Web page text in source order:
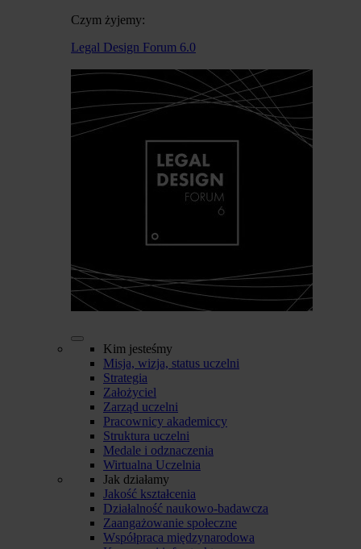
Czym żyjemy:
Legal Design Forum 6.0
Kim jesteśmy
Misja, wizja, status uczelni
Strategia
Założyciel
Zarząd uczelni
Pracownicy akademiccy
Struktura uczelni
Medale i odznaczenia
Wirtualna Uczelnia
Jak działamy
Jakość kształcenia
Działalność naukowo-badawcza
Zaangażowanie społeczne
Współpraca międzynarodowa